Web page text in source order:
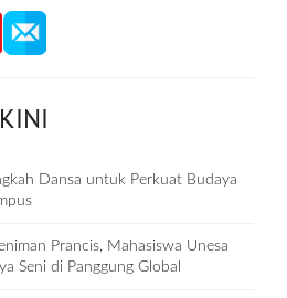
Dansa untuk Perkuat Budaya
Prancis, Mahasiswa Unesa
Seni di Panggung Global